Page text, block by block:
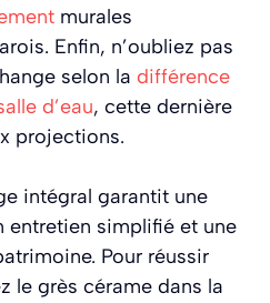
murales
Enfin, n’oubliez pas
selon la différence
d’eau, cette dernière
projections.
intégral garantit une
entretien simplifié et une
Pour réussir
le grès cérame dans la